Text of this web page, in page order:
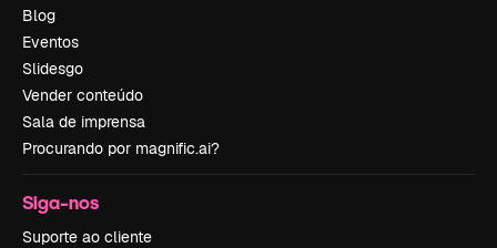
Blog
Eventos
Slidesgo
Vender conteúdo
Sala de imprensa
Procurando por magnific.ai?
Siga-nos
Suporte ao cliente